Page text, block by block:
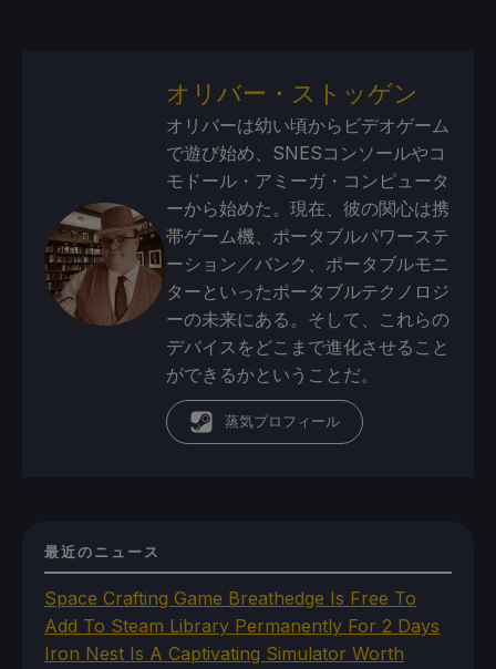
オリバー・ストッゲン
オリバーは幼い頃からビデオゲーム
で遊び始め、SNESコンソールやコ
モドール・アミーガ・コンピュータ
ーから始めた。現在、彼の関心は携
帯ゲーム機、ポータブルパワーステ
ーション／バンク、ポータブルモニ
ターといったポータブルテクノロジ
ーの未来にある。そして、これらの
デバイスをどこまで進化させること
ができるかということだ。
蒸気プロフィール
最近のニュース
Space Crafting Game Breathedge Is Free To
Add To Steam Library Permanently For 2 Days
Iron Nest Is A Captivating Simulator Worth